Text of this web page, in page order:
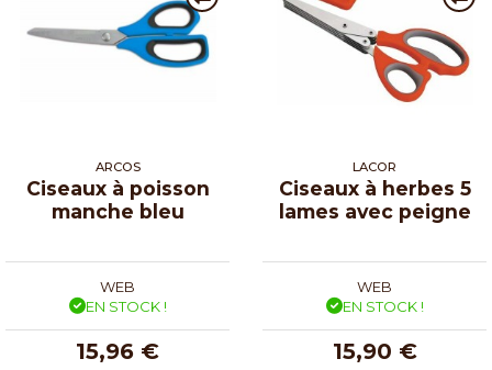
ARCOS
Ciseaux à poisson
manche bleu
WEB
EN STOCK !
15,96 €
LACOR
Ciseaux à herbes 5
lames avec peigne
WEB
EN STOCK !
15,90 €